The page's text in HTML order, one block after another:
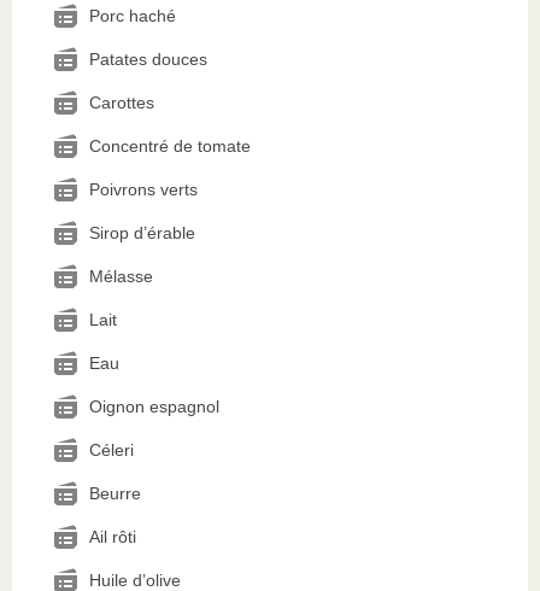
Porc haché
Patates douces
Carottes
Concentré de tomate
Poivrons verts
Sirop d’érable
Mélasse
Lait
Eau
Oignon espagnol
Céleri
Beurre
Ail rôti
Huile d’olive